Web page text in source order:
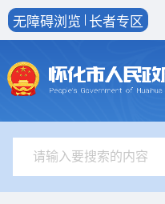
无障碍浏览 长者专区